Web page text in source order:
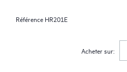
achetées et vous assiste dans les
Vous avez la possibilité de choisir
Référence HR201E
Acheter sur: